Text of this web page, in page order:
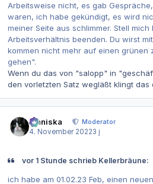
Arbeitsweise nicht, es gab
waren, ich habe gekündigt, es wird
meiner Seite aus schlimmer. Stell
Arbeitsverhältnis beenden. Du wirst
kommen nicht mehr auf einen grünen
gehen".
Wenn du das von "salopp" in
den vorletzten Satz wegläßt klingt das
Maniska
Moderator
4. November 20223 j
vor 1 Stunde schrieb Kellerbräune:
ich habe am 01.02.23 Feb, einen